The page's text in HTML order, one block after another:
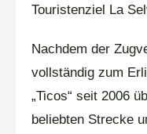
Touristenziel La
Nachdem der
vollständig zum
„Ticos“ seit 2006
beliebten Strecke